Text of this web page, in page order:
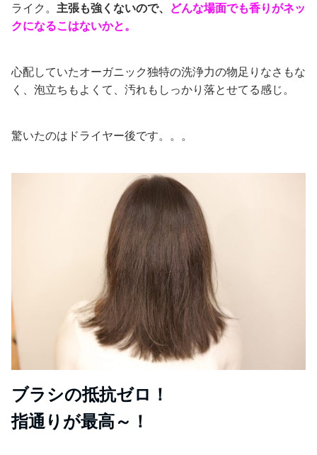
ライク。 主張も強くないので、 どんな場面でも香りがネッ
クになるこはないかと。
心配していたオーガニック独特の洗浄力の物足りなさもな
く、泡立ちもよくて、汚れもしっかり落とせてる感じ。
驚いたのはドライヤー後です。。。
ブラシの抵抗ゼロ！
指通りが最高～！